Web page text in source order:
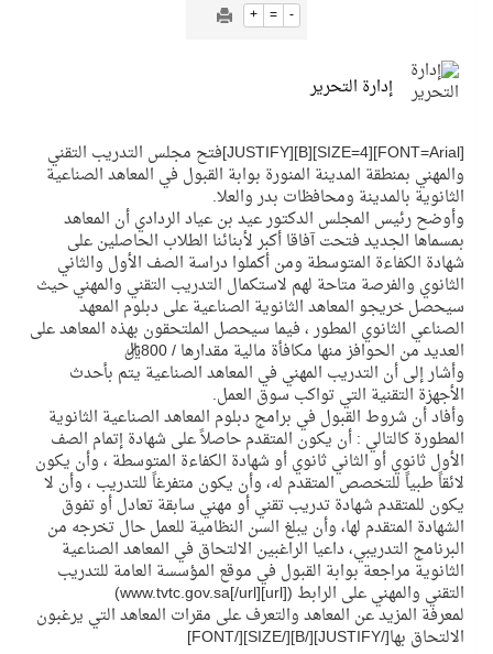
سيل الخير يروي ملاعب الكوكب
+ = -
إدارة التحرير
[FONT=Arial][SIZE=4][B][JUSTIFY]فتح مجلس التدريب التقني
والمهني بمنطقة المدينة المنورة بوابة القبول في المعاهد الصناعية
الثانوية بالمدينة ومحافظات بدر والعلا.
وأوضح رئيس المجلس الدكتور عيد بن عياد الردادي أن المعاهد
بمسماها الجديد فتحت آفاقا أكبر لأبنائنا الطلاب الحاصلين على
شهادة الكفاءة المتوسطة ومن أكملوا دراسة الصف الأول والثاني
الثانوي والفرصة متاحة لهم لاستكمال التدريب التقني والمهني حيث
سيحصل خريجو المعاهد الثانوية الصناعية على دبلوم المعهد
الصناعي الثانوي المطور ، فيما سيحصل الملتحقون بهذه المعاهد على
العديد من الحوافز منها مكافأة مالية مقدارها / 800ريال
وأشار إلى أن التدريب المهني في المعاهد الصناعية يتم بأحدث
الأجهزة التقنية التي تواكب سوق العمل.
وأفاد أن شروط القبول في برامج دبلوم المعاهد الصناعية الثانوية
المطورة كالتالي : أن يكون المتقدم حاصلاً على شهادة إتمام الصف
الأول ثانوي أو الثاني ثانوي أو شهادة الكفاءة المتوسطة ، وأن يكون
لائقاً طبياً للتخصص المتقدم له، وأن يكون متفرغاً للتدريب ، وأن لا
يكون للمتقدم شهادة تدريب تقني أو مهني سابقة تعادل أو تفوق
الشهادة المتقدم لها، وأن يبلغ السن النظامية للعمل حال تخرجه من
البرنامج التدريبي، داعيا الراغبين الالتحاق في المعاهد الصناعية
الثانوية مراجعة بوابة القبول في موقع المؤسسة العامة للتدريب
التقني والمهني على الرابط ([url]www.tvtc.gov.sa[/url])
لمعرفة المزيد عن المعاهد والتعرف على مقرات المعاهد التي يرغبون
الالتحاق بها[/JUSTIFY][/B][/SIZE][/FONT]